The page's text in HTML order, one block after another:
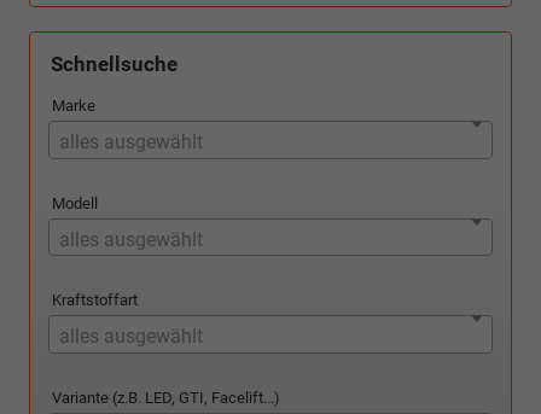
Schnellsuche
Marke
alles ausgewählt
Modell
alles ausgewählt
Kraftstoffart
alles ausgewählt
Variante (z.B. LED, GTI, Facelift...)